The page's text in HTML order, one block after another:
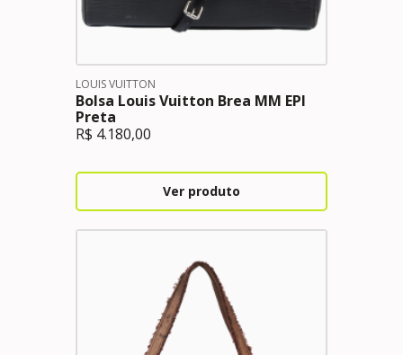
LOUIS VUITTON
Bolsa Louis Vuitton Brea MM EPI
Preta
R$ 4.180,00
Ver produto